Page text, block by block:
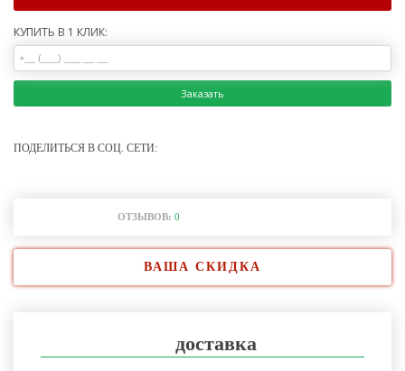
КУПИТЬ В 1 КЛИК:
Заказать
ПОДЕЛИТЬСЯ В СОЦ. СЕТИ:
ОТЗЫВОВ: 0
ВАША СКИДКА
доставка